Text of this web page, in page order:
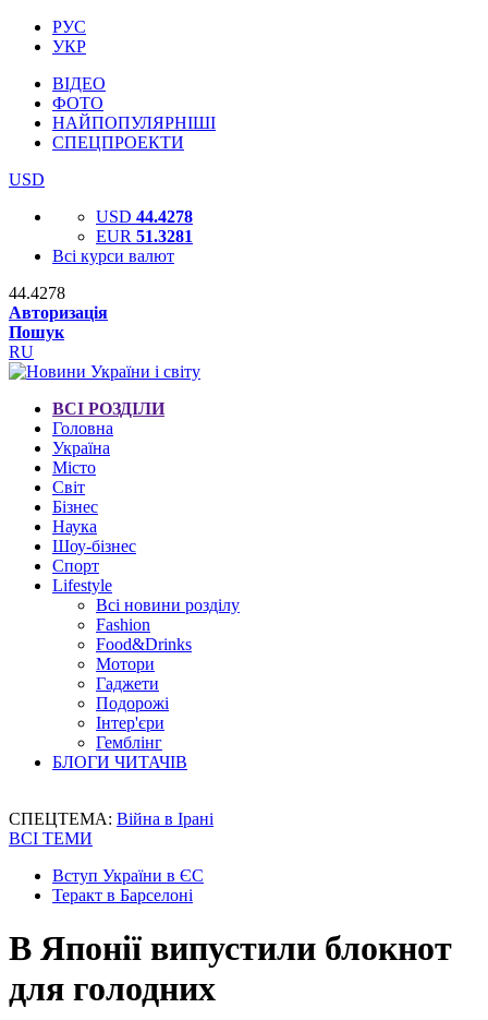
РУС
УКР
ВІДЕО
ФОТО
НАЙПОПУЛЯРНІШІ
СПЕЦПРОЕКТИ
USD
USD 44.4278
EUR 51.3281
Всі курси валют
44.4278
Авторизація
Пошук
RU
ВСІ РОЗДІЛИ
Головна
Україна
Місто
Світ
Бізнес
Наука
Шоу-бізнес
Спорт
Lifestyle
Всі новини розділу
Fashion
Food&Drinks
Мотори
Гаджети
Подорожі
Інтер'єри
Гемблінг
БЛОГИ ЧИТАЧІВ
СПЕЦТЕМА: Війна в Ірані
ВСІ ТЕМИ
Вступ України в ЄС
Теракт в Барселоні
В Японії випустили блокнот
для голодних